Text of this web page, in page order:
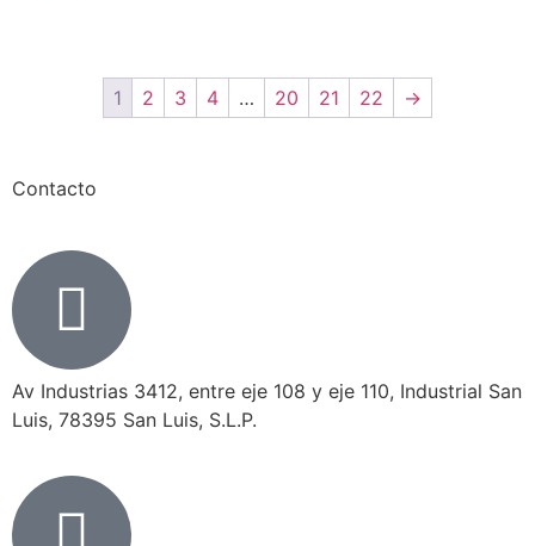
1 2 3 4 … 20 21 22 →
Contacto
Av Industrias 3412, entre eje 108 y eje 110, Industrial San
Luis, 78395 San Luis, S.L.P.